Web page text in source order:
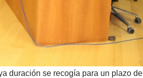
duración se recogía para un plazo de